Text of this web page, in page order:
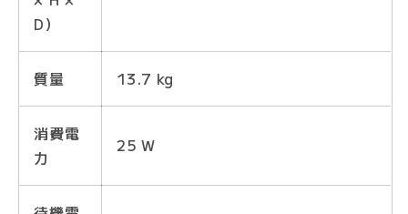
D）
質量 13.7 kg
消費電
力
25 W